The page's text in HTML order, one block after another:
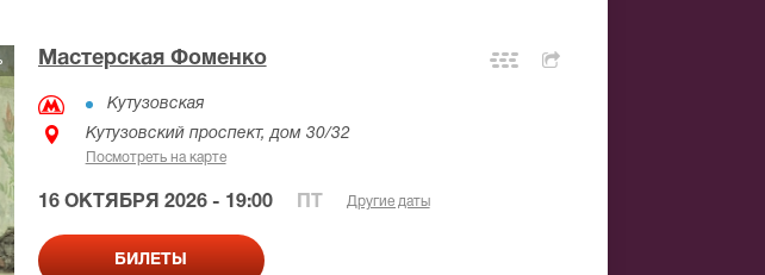
Мастерская Фоменко
Кутузовская
Кутузовский проспект, дом 30/32
Посмотреть на карте
16 ОКТЯБРЯ 2026 - 19:00 Другие даты
БИЛЕТЫ